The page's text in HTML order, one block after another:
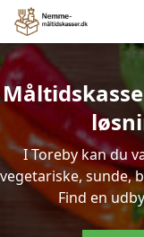
I Toreby kan du
vegetariske, sunde,
Find en